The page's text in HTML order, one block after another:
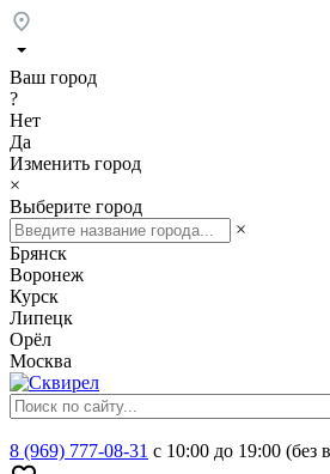
Ваш город
?
Нет
Да
Изменить город
×
Выберите город
×
Брянск
Воронеж
Курск
Липецк
Орёл
Москва
8 (969) 777-08-31 с 10:00 до 19:00 (без